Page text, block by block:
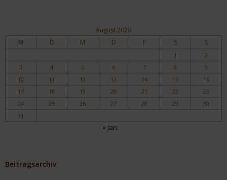
August 2026
M D M D F S S
1
2
3
4 5 6 7 8
9
10
11 12 13 14 15
16
17
18 19 20 21 22
23
24
25 26 27 28 29
30
31
« Jan.
Beitragsarchiv